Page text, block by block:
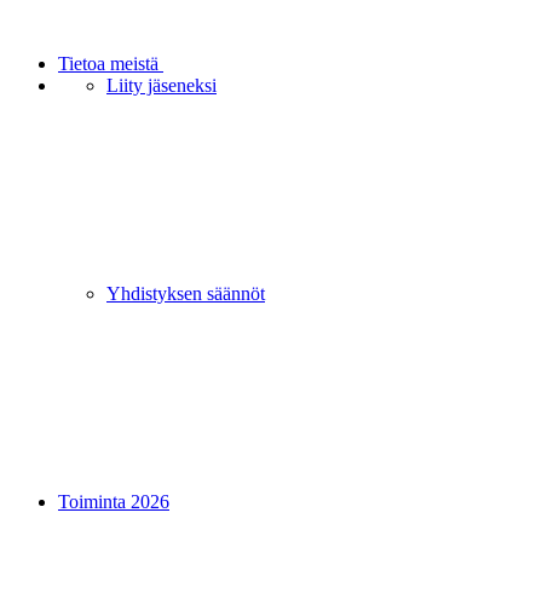
Tietoa meistä
Liity jäseneksi
Yhdistyksen säännöt
Toiminta 2026